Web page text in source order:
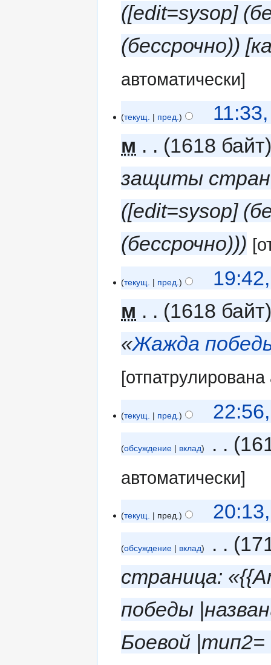
(‎[edit=sysop]
(бессрочно))
автоматически]
текущ. пред.
м
1618 байт
защиты
(‎[edit=sysop]
(бессрочно))
текущ. пред.
м
1618 байт
«Жажда
текущ. пред.
обсуждение вклад
автоматически]
текущ. пред.
обсуждение вклад
страница:
победы
Боевой